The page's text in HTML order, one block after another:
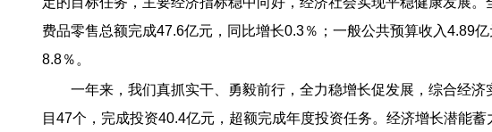
费品零售总额完成47.6亿元，同比增长0.3％；一般公共预算收入4.89
8.8％。
一年来，我们真抓实干、勇毅前行，全力稳增长促发展，综合经
目47个，完成投资40.4亿元，超额完成年度投资任务。经济增长潜能